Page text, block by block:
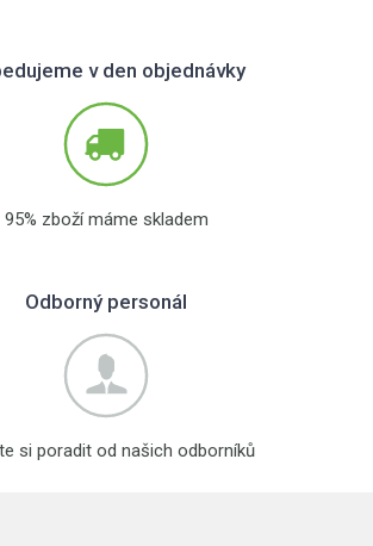
v den objednávky
95% zboží máme skladem
Odborný personál
si poradit od našich odborníků